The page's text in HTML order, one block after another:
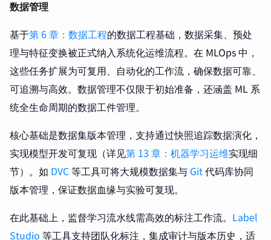
数据管理
基于第 6 章：数据工程的数据工程基础，数据采集、预处
理与特征变换被正式纳入系统化运维流程。在 MLOps 中，
这些任务扩展为可复用、自动化的工作流，确保数据可靠、
可追溯与高效。数据管理不仅限于初始准备，还涵盖 ML 系
统全生命周期的数据工件管理。
核心基础是数据集版本管理，支持通过快照追踪数据演化，
实现模型开发可复现（详见第 13 章：机器学习运维实现细
节）。如 DVC等工具可将大规模数据集与 Git代码库协同
版本管理，保证数据血缘与实验可复现。
在此基础上，监督学习流水线需高效的标注工作流。 Label
Studio 等工具支持团队化标注，集成审计与版本历史，适